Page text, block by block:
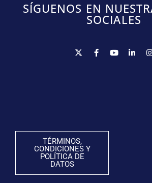
SÍGUENOS EN
SOCIALES
TÉRMINOS,
CONDICIONES Y
POLÍTICA DE
DATOS